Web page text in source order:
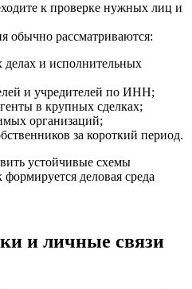
к проверке нужных лиц и
обычно рассматриваются:
делах и исполнительных
и учредителей по ИНН;
в крупных сделках;
организаций;
за короткий период.
устойчивые схемы
формируется деловая среда
и личные связи